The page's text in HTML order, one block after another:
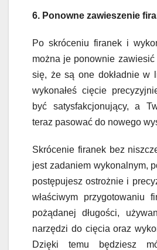
6. Ponowne zawieszenie
Po skróceniu firanek i
można je ponownie
się, że są one dokładnie w
wykonałeś cięcie
być satysfakcjonujący, a
teraz pasować do nowego
Skrócenie firanek bez
jest zadaniem wykonalnym,
postępujesz ostrożnie i
właściwym przygotowaniu
pożądanej długości,
narzędzi do cięcia oraz
Dzięki temu będziesz